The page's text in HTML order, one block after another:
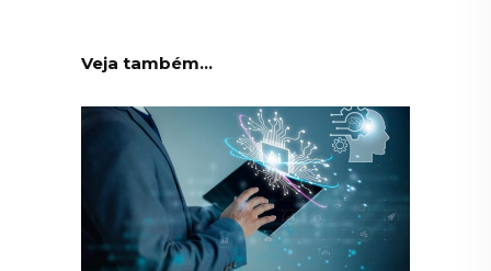
Veja também...